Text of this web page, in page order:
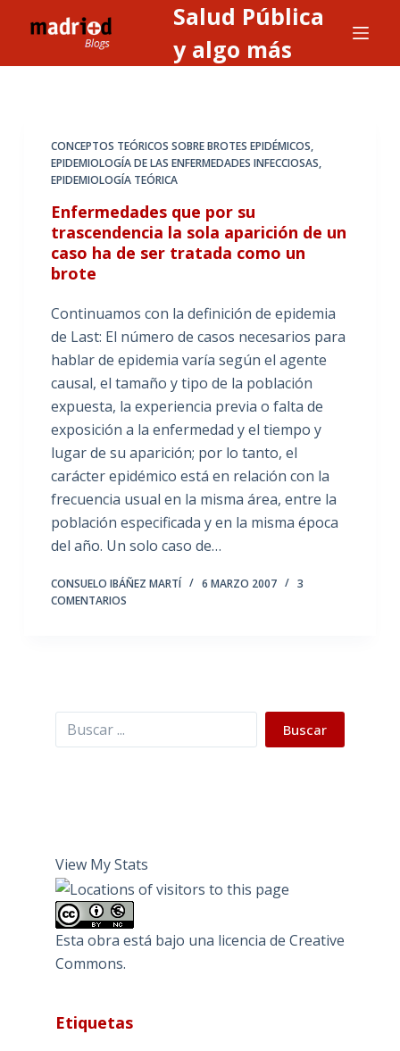
l
Salud Pública
y algo más
CONCEPTOS TEÓRICOS SOBRE BROTES EPIDÉMICOS,
EPIDEMIOLOGÍA DE LAS ENFERMEDADES INFECCIOSAS,
EPIDEMIOLOGÍA TEÓRICA
Enfermedades que por su
trascendencia la sola aparición de un
caso ha de ser tratada como un
brote
Continuamos con la definición de epidemia
de Last: El número de casos necesarios para
hablar de epidemia varía según el agente
causal, el tamaño y tipo de la población
expuesta, la experiencia previa o falta de
exposición a la enfermedad y el tiempo y
lugar de su aparición; por lo tanto, el
carácter epidémico está en relación con la
frecuencia usual en la misma área, entre la
población especificada y en la misma época
del año. Un solo caso de…
CONSUELO IBÁÑEZ MARTÍ 6 MARZO 2007
3
COMENTARIOS
Buscar Buscar
View My Stats
Esta obra está bajo una licencia de Creative
Commons.
Etiquetas